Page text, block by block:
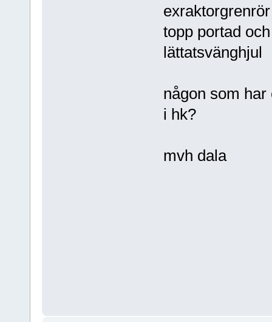
topp portad
lättatsvänghjul
någon som
i hk?
mvh dala